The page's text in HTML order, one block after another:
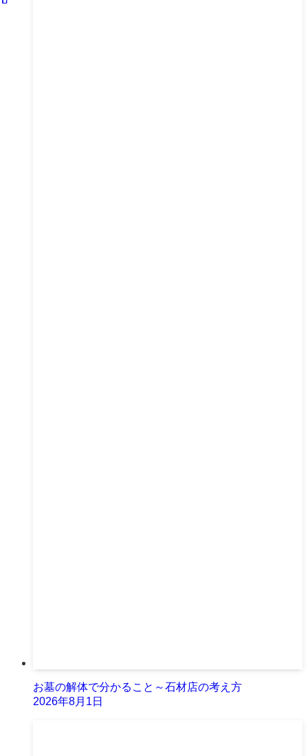
お墓の解体で分かること～石材店の考え方
2026年8月1日